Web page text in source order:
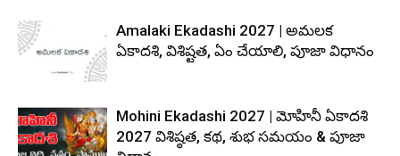
Amalaki Ekadashi 2027 | అమలక
ఏకాదశి, విశిష్టత, ఏం చేయాలి, పూజా విధానం
Mohini Ekadashi 2027 | మోహినీ ఏకాదశి
2027 విశిష్ఠత, కథ, శుభ సమయం & పూజా